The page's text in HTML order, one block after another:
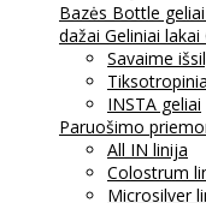
Bazės Bottle geliai
dažai Geliniai lakai
Savaime
INSTA geliai
Paruošimo
All IN linija
Colostrum
Microsilver